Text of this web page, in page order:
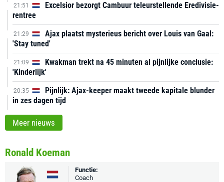
21:51
Excelsior bezorgt Cambuur teleurstellende Eredivisie-
rentree
21:29
Ajax plaatst mysterieus bericht over Louis van Gaal:
'Stay tuned'
21:09
Kwakman trekt na 45 minuten al pijnlijke conclusie:
'Kinderlijk'
20:35
Pijnlijk: Ajax-keeper maakt tweede kapitale blunder
in zes dagen tijd
Meer nieuws
Ronald Koeman
Functie:
Coach